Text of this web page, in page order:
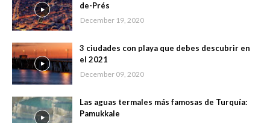
de-Prés
December 19, 2020
3 ciudades con playa que debes descubrir en
el 2021
December 09, 2020
Las aguas termales más famosas de Turquía:
Pamukkale